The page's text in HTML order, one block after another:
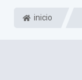
inicio